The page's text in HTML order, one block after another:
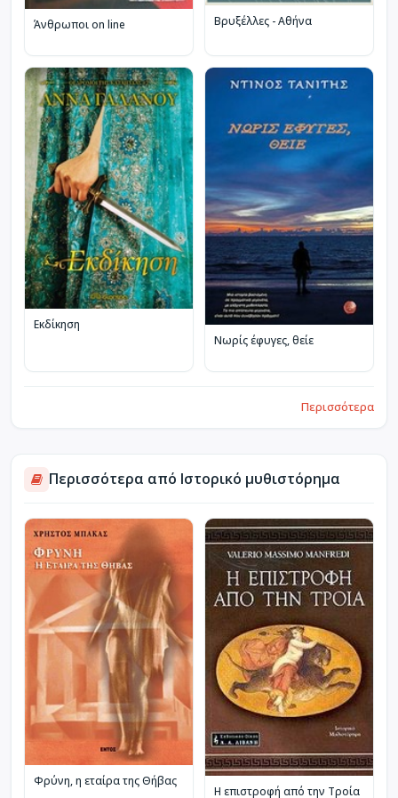
Άνθρωποι on line Βρυξέλλες - Αθήνα
Εκδίκηση
Νωρίς έφυγες, θείε
Περισσότερα
Περισσότερα από Ιστορικό μυθιστόρημα
Φρύνη, η εταίρα της Θήβας
Η επιστροφή από την Τροία